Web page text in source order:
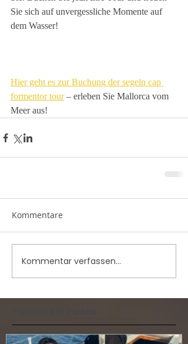
Sie sich auf unvergessliche Momente auf
dem Wasser!
Hier geht es zur Buchung der segeln cap
formentor tour – erleben Sie Mallorca vom
Meer aus!
Kommentare
Kommentar verfassen...